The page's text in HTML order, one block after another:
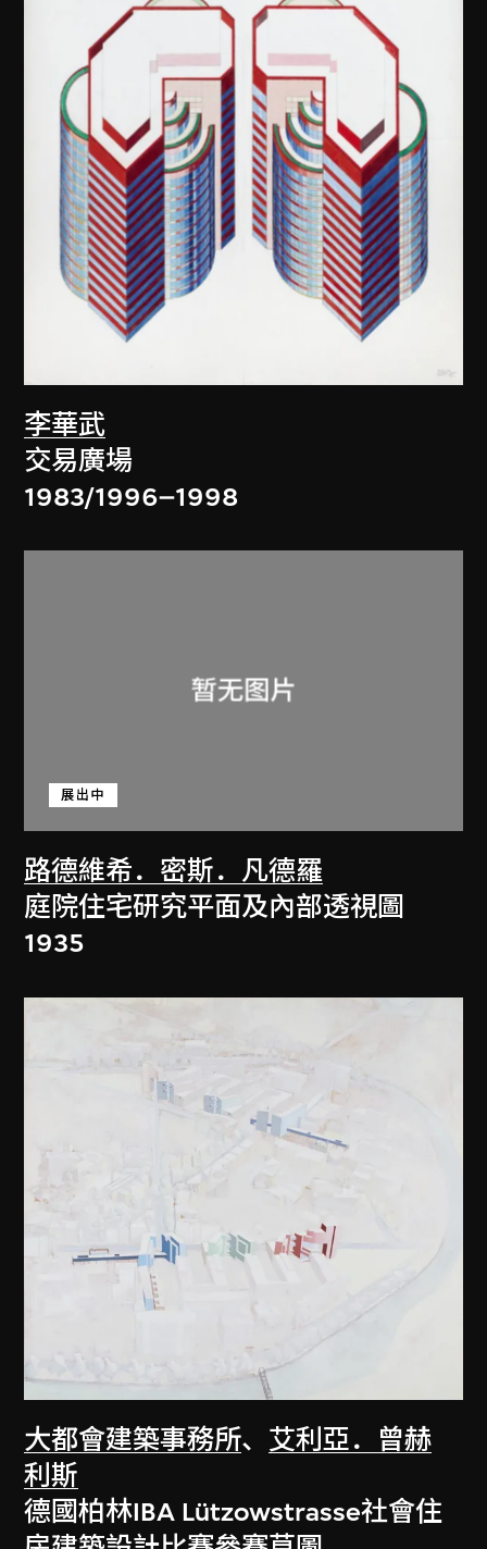
李華武
交易廣場
1983/1996–1998
路德維希．密斯．凡德羅
展出中
庭院住宅研究平面及內部透視圖
1935
大都會建築事務所、 艾利亞．曾赫
利斯
德國柏林IBA Lützowstrasse社會住